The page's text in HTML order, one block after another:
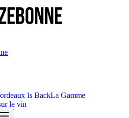
Is BackLa Gamme
le vin